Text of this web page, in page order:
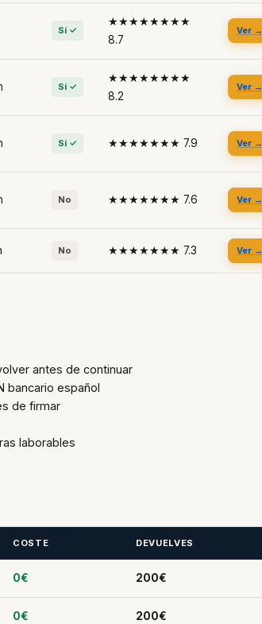
Sí ✓
★★★★★★★★
8.7
Ver →
Sí ✓
★★★★★★★★
8.2
Ver →
Sí ✓ ★★★★★★★ 7.9 Ver →
No ★★★★★★★ 7.6 Ver →
No ★★★★★★★ 7.3 Ver →
antes de continuar
bancario español
de firmar
laborables
COSTE DEVUELVES
0€ 200€
0€ 200€